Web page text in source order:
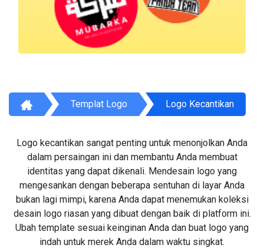
Templat Logo Logo Kecantikan
Logo kecantikan sangat penting untuk menonjolkan Anda
dalam persaingan ini dan membantu Anda membuat
identitas yang dapat dikenali. Mendesain logo yang
mengesankan dengan beberapa sentuhan di layar Anda
bukan lagi mimpi, karena Anda dapat menemukan koleksi
desain logo riasan yang dibuat dengan baik di platform ini.
Ubah template sesuai keinginan Anda dan buat logo yang
indah untuk merek Anda dalam waktu singkat.